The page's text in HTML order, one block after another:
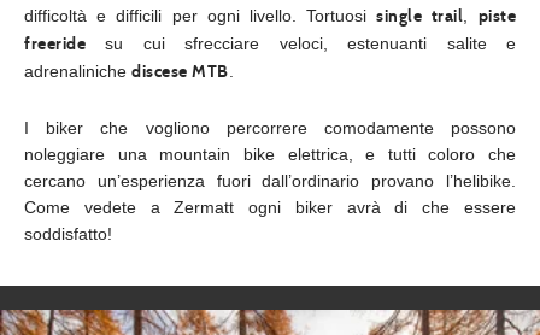
difficoltà e difficili per ogni livello. Tortuosisingle trail
piste
freeride su cui sfrecciare veloci, estenuanti salite e
adrenaliniche discese MTB
I biker che vogliono percorrere comodamente possono
noleggiare una mountain bike elettrica, e tutti coloro che
cercano un’esperienza fuori dall’ordinario provano l’helibike.
Come vedete a Zermatt ogni biker avrà di che essere
soddisfatto!